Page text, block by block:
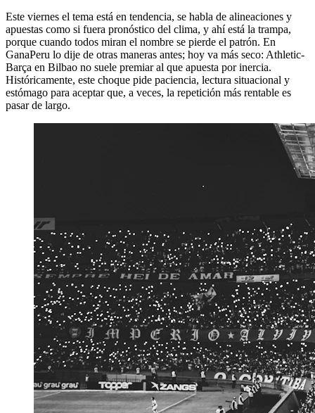
Este viernes el tema está en tendencia, se habla de alineaciones y
apuestas como si fuera pronóstico del clima, y ahí está la trampa,
porque cuando todos miran el nombre se pierde el patrón. En
GanaPeru lo dije de otras maneras antes; hoy va más seco: Athletic-
Barça en Bilbao no suele premiar al que apuesta por inercia.
Históricamente, este choque pide paciencia, lectura situacional y
estómago para aceptar que, a veces, la repetición más rentable es
pasar de largo.